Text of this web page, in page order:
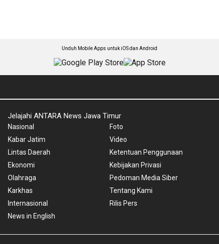
Unduh Mobile Apps untuk iOS dan Android
Jelajahi ANTARA News Jawa Timur
Nasional
Kabar Jatim
Lintas Daerah
Ekonomi
Olahraga
Karkhas
Internasional
News in English
Foto
Video
Ketentuan Penggunaan
Kebijakan Privasi
Pedoman Media Siber
Tentang Kami
Rilis Pers